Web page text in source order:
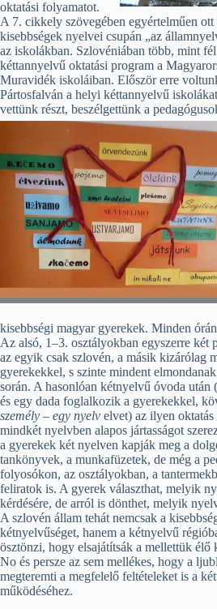
oktatási folyamatot.
A 7. cikkely szövegében egyértelműen
kisebbségek nyelvei csupán „az
az iskolákban. Szlovéniában több, mint
kéttannyelvű oktatási program a
Muravidék iskoláiban. Először erre
Pártosfalván a helyi kéttannyelvű
vettünk részt, beszélgettünk a
kisebbségi magyar gyerekek. Minden
Az alsó, 1–3. osztályokban egyszerre két
az egyik csak szlovén, a másik kizárólag
gyerekekkel, s szinte mindent
során. A hasonlóan kétnyelvű óvoda
és egy dada foglalkozik a gyerekekkel,
személy – egy nyelv elvet) az ilyen
mindkét nyelvben alapos jártasságot
a gyerekek két nyelven kapják meg a
tankönyvek, a munkafüzetek, de még a
folyosókon, az osztályokban, a
feliratok is. A gyerek választhat, melyik
kérdésére, de arról is dönthet, melyik
A szlovén állam tehát nemcsak a
kétnyelvűséget, hanem a kétnyelvű
ösztönzi, hogy elsajátítsák a mellettük élő
No és persze az sem mellékes, hogy a
megteremti a megfelelő feltételeket is a
működéséhez.